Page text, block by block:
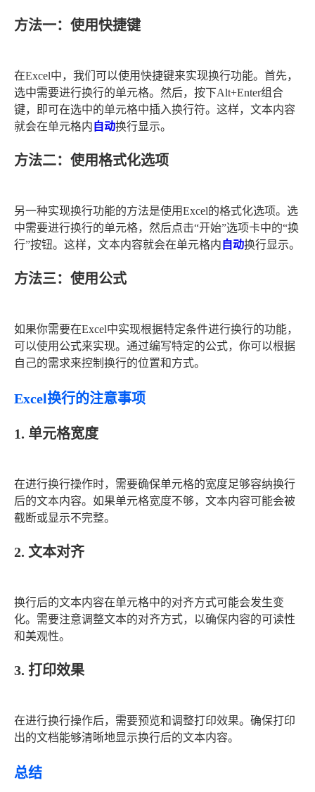
方法一：使用快捷键
在Excel中，我们可以使用快捷键来实现换行功能。首先，
选中需要进行换行的单元格。然后，按下Alt+Enter组合
键，即可在选中的单元格中插入换行符。这样，文本内容
就会在单元格内 自动换行显示。
方法二：使用格式化选项
另一种实现换行功能的方法是使用Excel的格式化选项。选
中需要进行换行的单元格，然后点击“开始”选项卡中的“换
行”按钮。这样，文本内容就会在单元格内 自动换行显示。
方法三：使用公式
如果你需要在Excel中实现根据特定条件进行换行的功能，
可以使用公式来实现。通过编写特定的公式，你可以根据
自己的需求来控制换行的位置和方式。
Excel换行的注意事项
1. 单元格宽度
在进行换行操作时，需要确保单元格的宽度足够容纳换行
后的文本内容。如果单元格宽度不够，文本内容可能会被
截断或显示不完整。
2. 文本对齐
换行后的文本内容在单元格中的对齐方式可能会发生变
化。需要注意调整文本的对齐方式，以确保内容的可读性
和美观性。
3. 打印效果
在进行换行操作后，需要预览和调整打印效果。确保打印
出的文档能够清晰地显示换行后的文本内容。
总结